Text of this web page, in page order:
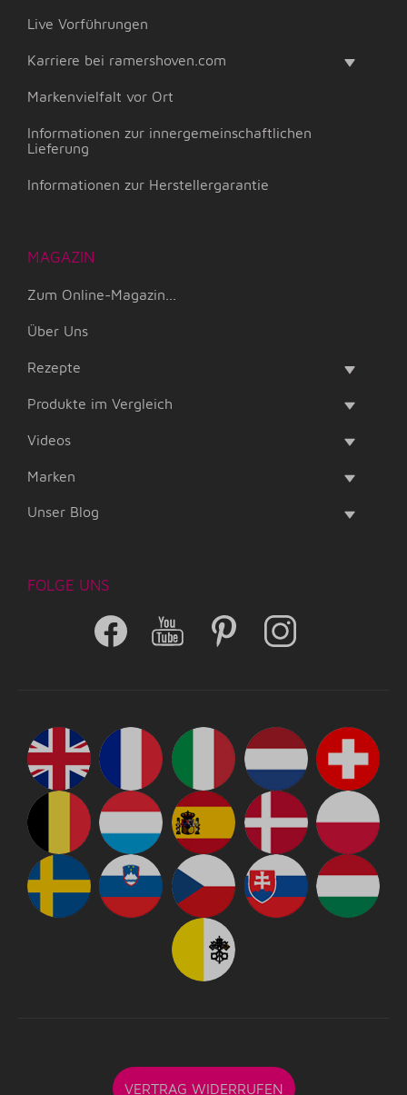
Live Vorführungen
Karriere bei ramershoven.com
Markenvielfalt vor Ort
Informationen zur innergemeinschaftlichen
Lieferung
Informationen zur Herstellergarantie
MAGAZIN
Zum Online-Magazin...
Über Uns
Rezepte
Produkte im Vergleich
Videos
Marken
Unser Blog
FOLGE UNS
VERTRAG WIDERRUFEN